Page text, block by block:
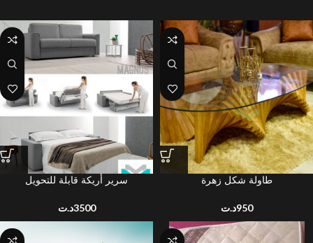
سرير أريكة قابلة للتحويل
3500د.ت
طاولة شكل زهرة
950د.ت